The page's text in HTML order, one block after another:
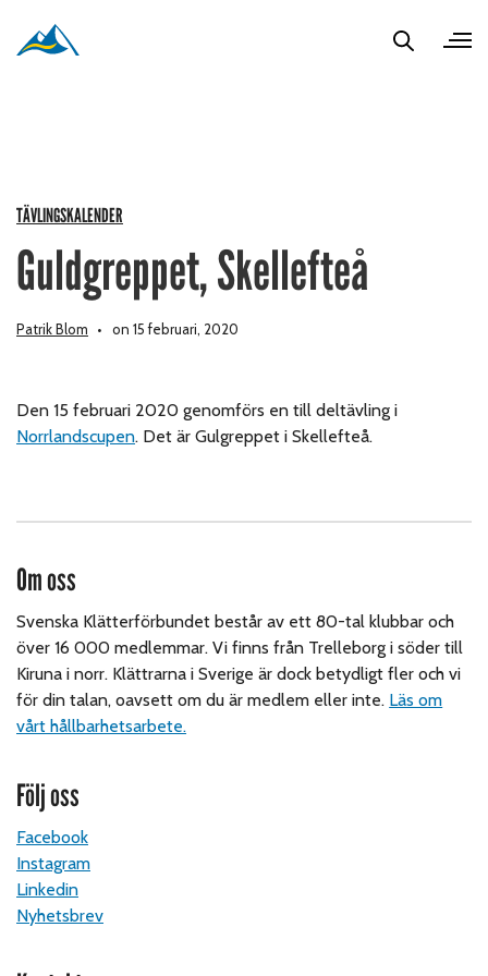
TÄVLINGSKALENDER
Guldgreppet, Skellefteå
Patrik Blom on 15 februari, 2020
Den 15 februari 2020 genomförs en till deltävling i
Norrlandscupen. Det är Gulgreppet i Skellefteå.
Om oss
Svenska Klätterförbundet består av ett 80-tal klubbar och
över 16 000 medlemmar. Vi finns från Trelleborg i söder till
Kiruna i norr. Klättrarna i Sverige är dock betydligt fler och vi
för din talan, oavsett om du är medlem eller inte. Läs om
vårt hållbarhetsarbete.
Följ oss
Facebook
Instagram
Linkedin
Nyhetsbrev